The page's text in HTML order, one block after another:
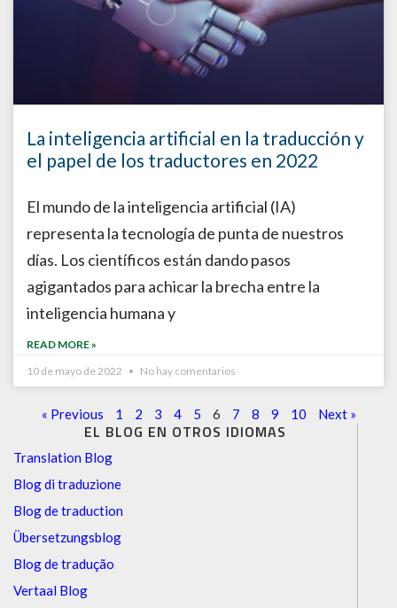
EL BLOG EN OTROS IDIOMAS
Translation Blog
Blog di traduzione
Blog de traduction
Übersetzungsblog
Blog de tradução
Vertaal Blog
La inteligencia artificial en la traducción y
el papel de los traductores en 2022
El mundo de la inteligencia artificial (IA)
representa la tecnología de punta de nuestros
días. Los científicos están dando pasos
agigantados para achicar la brecha entre la
inteligencia humana y
READ MORE »
10 de mayo de 2022
No hay comentarios
« Previous 1 2 3 4 5 6 7 8 9 10 Next »